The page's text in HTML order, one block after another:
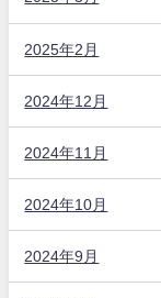
2025年2月
2024年12月
2024年11月
2024年10月
2024年9月